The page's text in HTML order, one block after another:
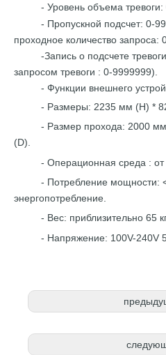
- Уровень объема тревоги:
- Пропускной подсчет: 0-
проходное количество запроса:
-Запись о подсчете
запросом тревоги : 0-9999999).
- Функции внешнего
- Размеры: 2235 мм (H) *
- Размер прохода: 2000
(D).
- Операционная среда :
- Потребление мощности:
энергопотребление.
- Вес: приблизительно 65
- Напряжение: 100V-240V